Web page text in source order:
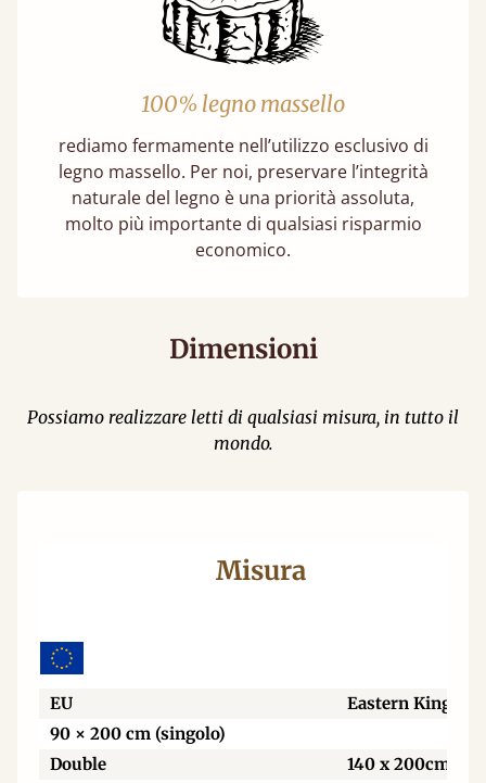
100% legno massello
rediamo fermamente nell’utilizzo esclusivo di
legno massello. Per noi, preservare l’integrità
naturale del legno è una priorità assoluta,
molto più importante di qualsiasi risparmio
economico.
Dimensioni
Possiamo realizzare letti di qualsiasi misura, in tutto il
mondo.
Misura
EU
Eastern King
90 × 200 cm (singolo)
Double
140 x 200cm